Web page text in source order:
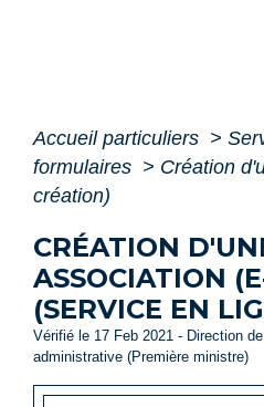
Accueil particuliers >
formulaires > Création
création)
CRÉATION
ASSOCIATION
(SERVICE EN
Vérifié le 17 Feb 2021 - Direction
administrative (Première ministre)